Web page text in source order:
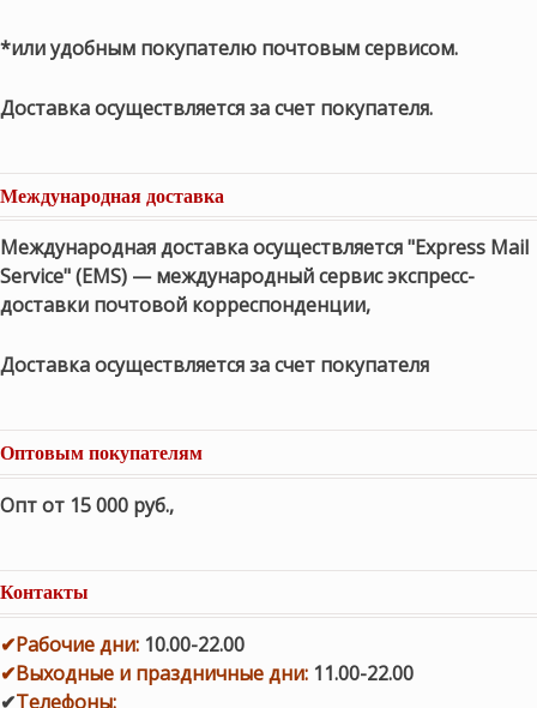
*или удобным покупателю почтовым сервисом.
Доставка осуществляется за счет покупателя.
Международная доставка
Международная доставка осуществляется "Express Mail
Service" (EMS) — международный сервис экспресс-
доставки почтовой корреспонденции,
Доставка осуществляется за счет покупателя
Оптовым покупателям
Опт от 15 000 руб.,
Контакты
✔Рабочие дни: 10.00-22.00
✔Выходные и праздничные дни: 11.00-22.00
✔Телефоны: